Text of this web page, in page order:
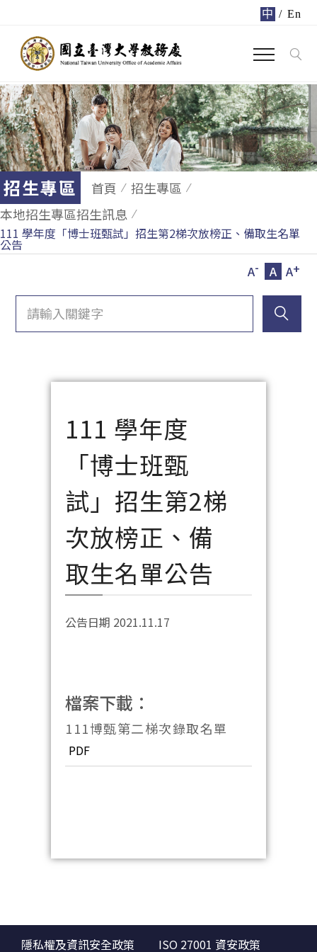
中 / En
招生專區 首頁
招生專區
本地招生專區招生訊息
111 學年度「博士班甄試」招生第2梯次放榜正、備取生名單
公告
A- A A+
111 學年度
「博士班甄
試」招生第2梯
次放榜正、備
取生名單公告
公告日期 2021.11.17
檔案下載：
111博甄第二梯次錄取名單
PDF
隱私權及資訊安全政策 ISO 27001 資安政策